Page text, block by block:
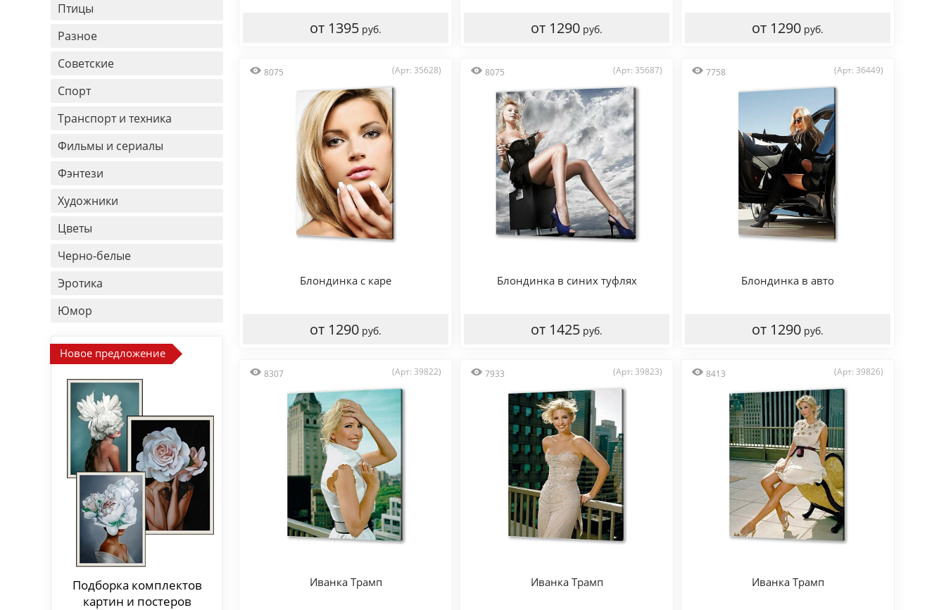
Птицы
Разное
Советские
Спорт
Транспорт и техника
Фильмы и сериалы
Фэнтези
Художники
Цветы
Черно-белые
Эротика
Юмор
Новое предложение
Подборка комплектов
картин и постеров
от 1395 руб. от 1290 руб. от 1290 руб.
8075 (Арт: 35628)
Блондинка с каре
от 1290 руб.
8075 (Арт: 35687)
Блондинка в синих туфлях
от 1425 руб.
7758 (Арт: 36449)
Блондинка в авто
от 1290 руб.
8307 (Арт: 39822)
Иванка Трамп
7933 (Арт: 39823)
Иванка Трамп
8413 (Арт: 39826)
Иванка Трамп